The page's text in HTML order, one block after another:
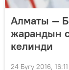
Алматы —
жарандын
келинди
24 Бугу 2016, 16:11